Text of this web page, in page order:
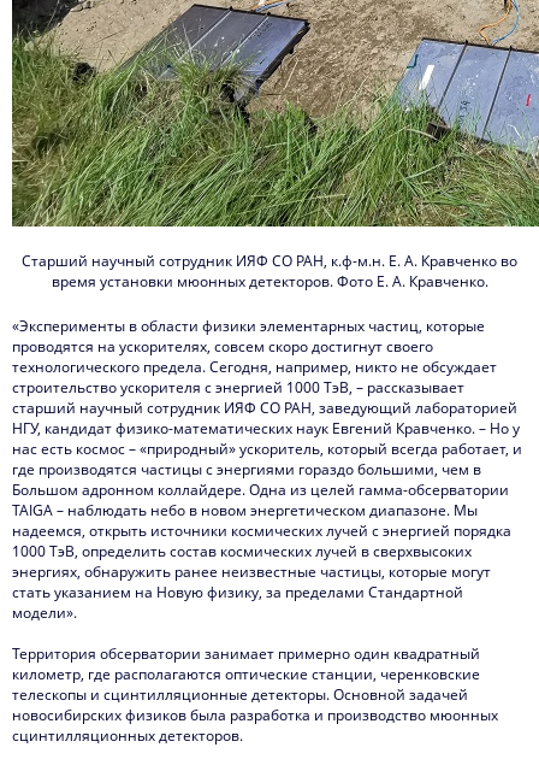
Старший научный сотрудник ИЯФ СО РАН, к.ф-м.н. Е. А. Кравченко во
время установки мюонных детекторов. Фото Е. А. Кравченко.
«Эксперименты в области физики элементарных частиц, которые
проводятся на ускорителях, совсем скоро достигнут своего
технологического предела. Сегодня, например, никто не обсуждает
строительство ускорителя с энергией 1000 ТэВ, – рассказывает
старший научный сотрудник ИЯФ СО РАН, заведующий лабораторией
НГУ, кандидат физико-математических наук Евгений Кравченко. – Но у
нас есть космос – «природный» ускоритель, который всегда работает, и
где производятся частицы с энергиями гораздо большими, чем в
Большом адронном коллайдере. Одна из целей гамма-обсерватории
TAIGA – наблюдать небо в новом энергетическом диапазоне. Мы
надеемся, открыть источники космических лучей с энергией порядка
1000 ТэВ, определить состав космических лучей в сверхвысоких
энергиях, обнаружить ранее неизвестные частицы, которые могут
стать указанием на Новую физику, за пределами Стандартной
модели».
Территория обсерватории занимает примерно один квадратный
километр, где располагаются оптические станции, черенковские
телескопы и сцинтилляционные детекторы. Основной задачей
новосибирских физиков была разработка и производство мюонных
сцинтилляционных детекторов.